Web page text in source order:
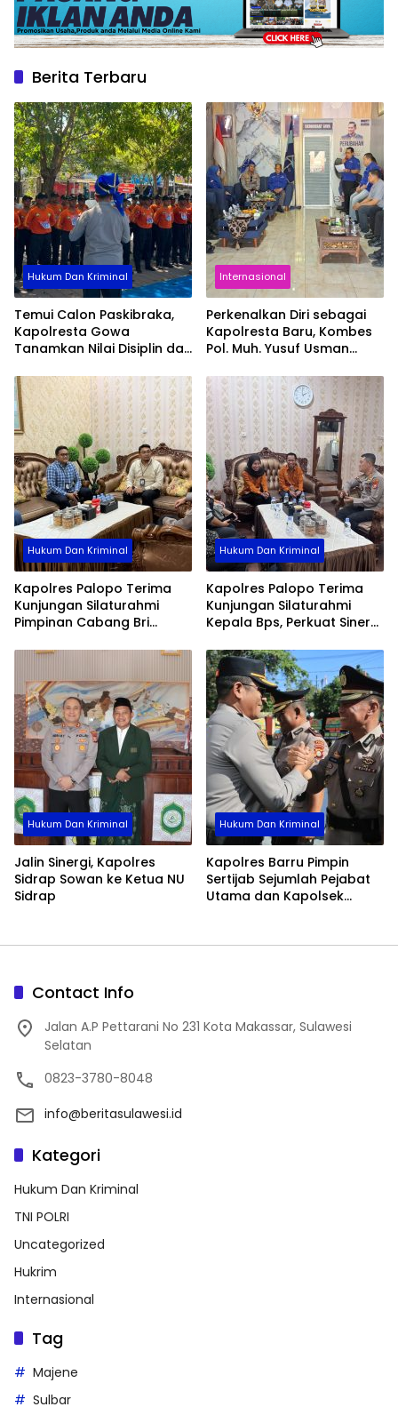
Berita Terbaru
Hukum Dan Kriminal
Temui Calon Paskibraka,
Kapolresta Gowa
Tanamkan Nilai Disiplin dan
Internasional
Perkenalkan Diri sebagai
Kapolresta Baru, Kombes
Pol. Muh. Yusuf Usman
dengan DPC Demokrat
Gowa
Hukum Dan Kriminal
Kapolres Palopo Terima
Kunjungan Silaturahmi
Pimpinan Cabang Bri
Hukum Dan Kriminal
Kapolres Palopo Terima
Kunjungan Silaturahmi
Kepala Bps, Perkuat Sinergi
Hukum Dan Kriminal
Jalin Sinergi, Kapolres
Sidrap Sowan ke Ketua NU
Sidrap
Hukum Dan Kriminal
Kapolres Barru Pimpin
Sertijab Sejumlah Pejabat
Utama dan Kapolsek
Contact Info
Jalan A.P Pettarani No 231 Kota Makassar, Sulawesi
Selatan
0823-3780-8048
info@beritasulawesi.id
Kategori
Hukum Dan Kriminal
TNI POLRI
Uncategorized
Hukrim
Internasional
Tag
Majene
Sulbar